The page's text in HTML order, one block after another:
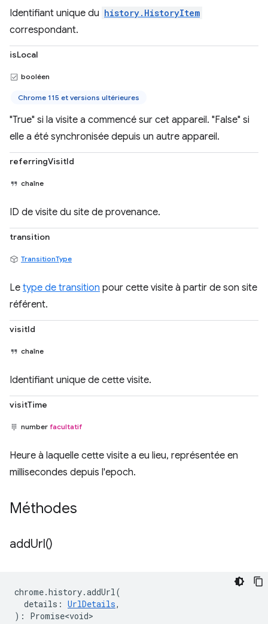
Identifiant unique du history.HistoryItem
correspondant.
isLocal
booléen
Chrome 115 et versions ultérieures
"True" si la visite a commencé sur cet appareil. "False" si
elle a été synchronisée depuis un autre appareil.
referringVisitId
chaîne
ID de visite du site de provenance.
transition
TransitionType
Le type de transition pour cette visite à partir de son site
référent.
visitId
chaîne
Identifiant unique de cette visite.
visitTime
number facultatif
Heure à laquelle cette visite a eu lieu, représentée en
millisecondes depuis l'epoch.
Méthodes
addUrl()
chrome.history.addUrl(
details : UrlDetails,
) : Promise<void>